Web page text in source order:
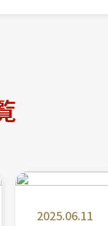
2025.06.11